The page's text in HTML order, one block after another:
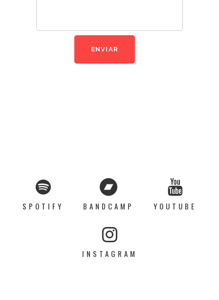
SPOTIFY BANDCAMP YOUTUBE
INSTAGRAM